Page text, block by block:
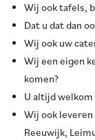
Wij ook tafels,
Dat u dat dan
Wij ook uw
Wij een eigen
komen?
U altijd welkom
Wij ook leveren
Reeuwijk,